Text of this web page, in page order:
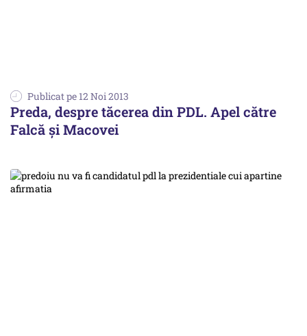
Publicat pe 12 Noi 2013
Preda, despre tăcerea din PDL. Apel către
Falcă și Macovei